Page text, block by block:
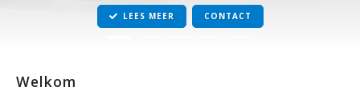
LEES MEER CONTACT
Welkom